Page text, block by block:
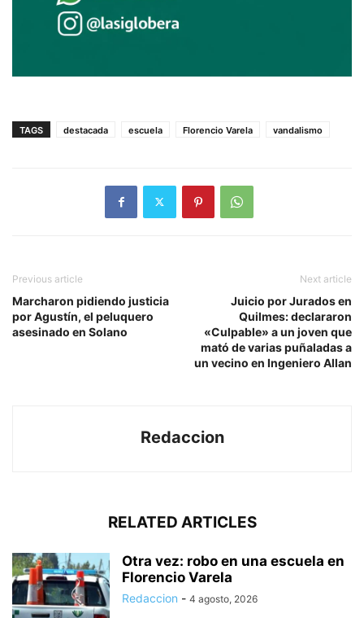
TAGS destacada escuela Florencio Varela vandalismo
Previous article
Marcharon pidiendo justicia
por Agustín, el peluquero
asesinado en Solano
Next article
Juicio por Jurados en
Quilmes: declararon
«Culpable» a un joven que
mató de varias puñaladas a
un vecino en Ingeniero Allan
Redaccion
RELATED ARTICLES
Otra vez: robo en una escuela en
Florencio Varela
Redaccion - 4 agosto, 2026